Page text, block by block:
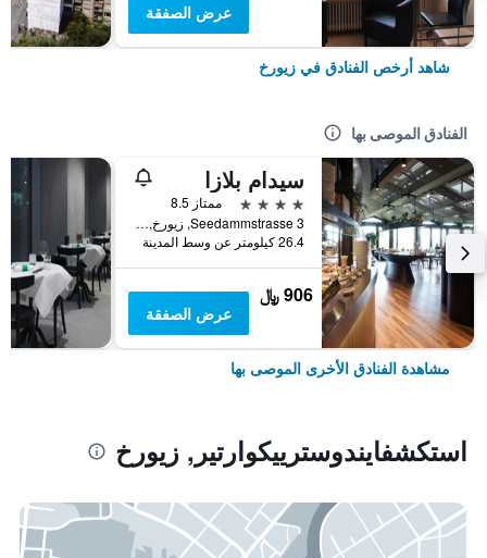
عرض الصفقة
شاهد أرخص الفنادق في زيورخ
الفنادق الموصى بها
سيدام بلازا
4 نجوم
ممتاز 8.5
Seedammstrasse 3, زيورخ, كانتون زيورخ, سويسرا
26.4 كيلومتر عن وسط المدينة
906 ﷼
عرض الصفقة
مشاهدة الفنادق الأخرى الموصى بها
استكشفايندوسترييكوارتير, زيورخ